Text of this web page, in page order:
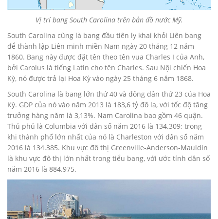
Vị trí bang South Carolina trên bản đồ nước Mỹ.
South Carolina cũng là bang đầu tiên ly khai khỏi Liên bang
để thành lập Liên minh miền Nam ngày 20 tháng 12 năm
1860. Bang này được đặt tên theo tên vua Charles I của Anh,
bởi Carolus là tiếng Latin cho tên Charles. Sau Nội chiến Hoa
Kỳ, nó được trả lại Hoa Kỳ vào ngày 25 tháng 6 năm 1868.
South Carolina là bang lớn thứ 40 và đông dân thứ 23 của Hoa
Kỳ. GDP của nó vào năm 2013 là 183,6 tỷ đô la, với tốc độ tăng
trưởng hàng năm là 3,13%. Nam Carolina bao gồm 46 quận.
Thủ phủ là Columbia với dân số năm 2016 là 134.309; trong
khi thành phố lớn nhất của nó là Charleston với dân số năm
2016 là 134.385. Khu vực đô thị Greenville-Anderson-Mauldin
là khu vực đô thị lớn nhất trong tiểu bang, với ước tính dân số
năm 2016 là 884.975.